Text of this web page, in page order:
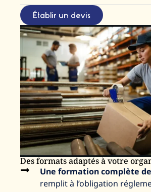
Des formats adaptés à votre
Une formation complète
remplit à l’obligation
Établir un devis